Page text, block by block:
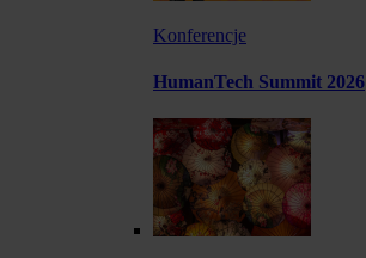
Konferencje
HumanTech Summit 2026